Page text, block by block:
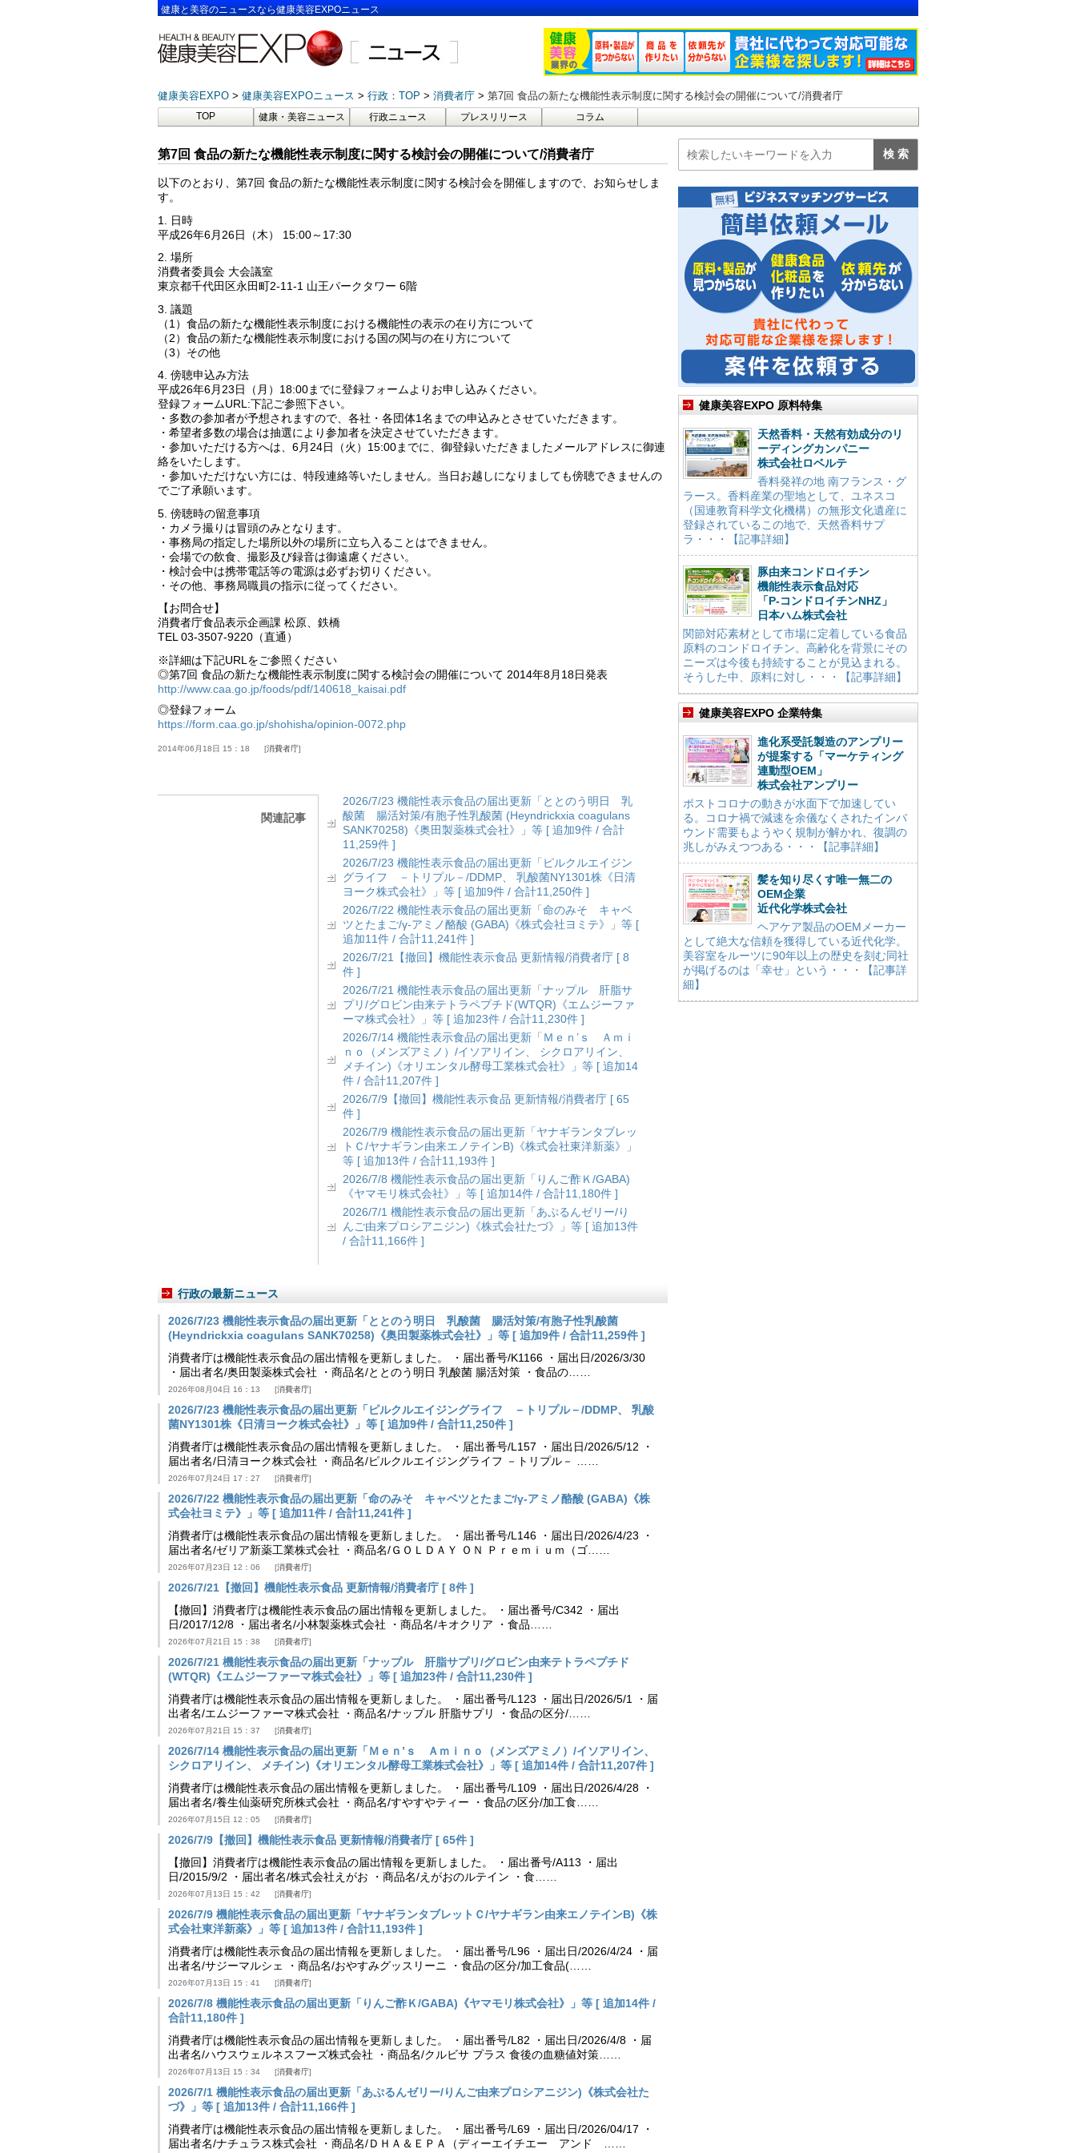
健康と美容のニュースなら健康美容EXPOニュース
健康美容EXPO 健康美容EXPOニュース 行政：TOP 消費者庁 第7回 食品の新たな機能性表示制度に関する検討会の開催について/消費者庁
TOP 健康・美容ニュース 行政ニュース プレスリリース コラム
第7回 食品の新たな機能性表示制度に関する検討会の開催について/消費者庁
以下のとおり、第7回 食品の新たな機能性表示制度に関する検討会を開催しますので、お知らせしま
す。
1. 日時
平成26年6月26日（木） 15:00～17:30
2. 場所
消費者委員会 大会議室
東京都千代田区永田町2-11-1 山王パークタワー 6階
3. 議題
（1）食品の新たな機能性表示制度における機能性の表示の在り方について
（2）食品の新たな機能性表示制度における国の関与の在り方について
（3）その他
4. 傍聴申込み方法
平成26年6月23日（月）18:00までに登録フォームよりお申し込みください。
登録フォームURL:下記ご参照下さい。
・多数の参加者が予想されますので、各社・各団体1名までの申込みとさせていただきます。
・希望者多数の場合は抽選により参加者を決定させていただきます。
・参加いただける方へは、6月24日（火）15:00までに、御登録いただきましたメールアドレスに御連
絡をいたします。
・参加いただけない方には、特段連絡等いたしません。当日お越しになりましても傍聴できませんの
でご了承願います。
5. 傍聴時の留意事項
・カメラ撮りは冒頭のみとなります。
・事務局の指定した場所以外の場所に立ち入ることはできません。
・会場での飲食、撮影及び録音は御遠慮ください。
・検討会中は携帯電話等の電源は必ずお切りください。
・その他、事務局職員の指示に従ってください。
【お問合せ】
消費者庁食品表示企画課 松原、鉄橋
TEL 03-3507-9220（直通）
※詳細は下記URLをご参照ください
◎第7回 食品の新たな機能性表示制度に関する検討会の開催について 2014年8月18日発表
http://www.caa.go.jp/foods/pdf/140618_kaisai.pdf
◎登録フォーム
https://form.caa.go.jp/shohisha/opinion-0072.php
2014年06月18日 15：18 消費者庁
関連記事
2026/7/23 機能性表示食品の届出更新「ととのう明日 乳
酸菌 腸活対策/有胞子性乳酸菌 (Heyndrickxia coagulans
SANK70258)《奥田製薬株式会社》」等 [ 追加9件 / 合計
11,259件 ]
2026/7/23 機能性表示食品の届出更新「ピルクルエイジン
グライフ －トリプル－/DDMP、 乳酸菌NY1301株《日清
ヨーク株式会社》」等 [ 追加9件 / 合計11,250件 ]
2026/7/22 機能性表示食品の届出更新「命のみそ キャベ
ツとたまご/γ-アミノ酪酸 (GABA)《株式会社ヨミテ》」等 [
追加11件 / 合計11,241件 ]
2026/7/21【撤回】機能性表示食品 更新情報/消費者庁 [ 8
件 ]
2026/7/21 機能性表示食品の届出更新「ナップル 肝脂サ
プリ/グロビン由来テトラペプチド(WTQR)《エムジーファ
ーマ株式会社》」等 [ 追加23件 / 合計11,230件 ]
2026/7/14 機能性表示食品の届出更新「Ｍｅｎ’ｓ Ａｍｉ
ｎｏ（メンズアミノ）/イソアリイン、 シクロアリイン、
メチイン)《オリエンタル酵母工業株式会社》」等 [ 追加14
件 / 合計11,207件 ]
2026/7/9【撤回】機能性表示食品 更新情報/消費者庁 [ 65
件 ]
2026/7/9 機能性表示食品の届出更新「ヤナギランタブレッ
トＣ/ヤナギラン由来エノテインB)《株式会社東洋新薬》」
等 [ 追加13件 / 合計11,193件 ]
2026/7/8 機能性表示食品の届出更新「りんご酢Ｋ/GABA)
《ヤマモリ株式会社》」等 [ 追加14件 / 合計11,180件 ]
2026/7/1 機能性表示食品の届出更新「あぷるんゼリー/り
んご由来プロシアニジン)《株式会社たづ》」等 [ 追加13件
/ 合計11,166件 ]
行政の最新ニュース
2026/7/23 機能性表示食品の届出更新「ととのう明日 乳酸菌 腸活対策/有胞子性乳酸菌
(Heyndrickxia coagulans SANK70258)《奥田製薬株式会社》」等 [ 追加9件 / 合計11,259件 ]
消費者庁は機能性表示食品の届出情報を更新しました。 ・届出番号/K1166 ・届出日/2026/3/30
・届出者名/奥田製薬株式会社 ・商品名/ととのう明日 乳酸菌 腸活対策 ・食品の……
2026年08月04日 16：13 消費者庁
2026/7/23 機能性表示食品の届出更新「ピルクルエイジングライフ －トリプル－/DDMP、 乳酸
菌NY1301株《日清ヨーク株式会社》」等 [ 追加9件 / 合計11,250件 ]
消費者庁は機能性表示食品の届出情報を更新しました。 ・届出番号/L157 ・届出日/2026/5/12 ・
届出者名/日清ヨーク株式会社 ・商品名/ピルクルエイジングライフ －トリプル－ ……
2026年07月24日 17：27 消費者庁
2026/7/22 機能性表示食品の届出更新「命のみそ キャベツとたまご/γ-アミノ酪酸 (GABA)《株
式会社ヨミテ》」等 [ 追加11件 / 合計11,241件 ]
消費者庁は機能性表示食品の届出情報を更新しました。 ・届出番号/L146 ・届出日/2026/4/23 ・
届出者名/ゼリア新薬工業株式会社 ・商品名/ＧＯＬＤＡＹ ＯＮ Ｐｒｅｍｉｕｍ（ゴ……
2026年07月23日 12：06 消費者庁
2026/7/21【撤回】機能性表示食品 更新情報/消費者庁 [ 8件 ]
【撤回】消費者庁は機能性表示食品の届出情報を更新しました。 ・届出番号/C342 ・届出
日/2017/12/8 ・届出者名/小林製薬株式会社 ・商品名/キオクリア ・食品……
2026年07月21日 15：38 消費者庁
2026/7/21 機能性表示食品の届出更新「ナップル 肝脂サプリ/グロビン由来テトラペプチド
(WTQR)《エムジーファーマ株式会社》」等 [ 追加23件 / 合計11,230件 ]
消費者庁は機能性表示食品の届出情報を更新しました。 ・届出番号/L123 ・届出日/2026/5/1 ・届
出者名/エムジーファーマ株式会社 ・商品名/ナップル 肝脂サプリ ・食品の区分/……
2026年07月21日 15：37 消費者庁
2026/7/14 機能性表示食品の届出更新「Ｍｅｎ’ｓ Ａｍｉｎｏ（メンズアミノ）/イソアリイン、
シクロアリイン、 メチイン)《オリエンタル酵母工業株式会社》」等 [ 追加14件 / 合計11,207件 ]
消費者庁は機能性表示食品の届出情報を更新しました。 ・届出番号/L109 ・届出日/2026/4/28 ・
届出者名/養生仙薬研究所株式会社 ・商品名/すやすやティー ・食品の区分/加工食……
2026年07月15日 12：05 消費者庁
2026/7/9【撤回】機能性表示食品 更新情報/消費者庁 [ 65件 ]
【撤回】消費者庁は機能性表示食品の届出情報を更新しました。 ・届出番号/A113 ・届出
日/2015/9/2 ・届出者名/株式会社えがお ・商品名/えがおのルテイン ・食……
2026年07月13日 15：42 消費者庁
2026/7/9 機能性表示食品の届出更新「ヤナギランタブレットＣ/ヤナギラン由来エノテインB)《株
式会社東洋新薬》」等 [ 追加13件 / 合計11,193件 ]
消費者庁は機能性表示食品の届出情報を更新しました。 ・届出番号/L96 ・届出日/2026/4/24 ・届
出者名/サジーマルシェ ・商品名/おやすみグッスリーニ ・食品の区分/加工食品(……
2026年07月13日 15：41 消費者庁
2026/7/8 機能性表示食品の届出更新「りんご酢Ｋ/GABA)《ヤマモリ株式会社》」等 [ 追加14件 /
合計11,180件 ]
消費者庁は機能性表示食品の届出情報を更新しました。 ・届出番号/L82 ・届出日/2026/4/8 ・届
出者名/ハウスウェルネスフーズ株式会社 ・商品名/クルビサ プラス 食後の血糖値対策……
2026年07月13日 15：34 消費者庁
2026/7/1 機能性表示食品の届出更新「あぷるんゼリー/りんご由来プロシアニジン)《株式会社た
づ》」等 [ 追加13件 / 合計11,166件 ]
消費者庁は機能性表示食品の届出情報を更新しました。 ・届出番号/L69 ・届出日/2026/04/17 ・
届出者名/ナチュラス株式会社 ・商品名/ＤＨＡ＆ＥＰＡ（ディーエイチエー アンド ……
健康美容EXPO 原料特集
天然香料・天然有効成分のリ
ーディングカンパニー
株式会社ロベルテ
香料発祥の地 南フランス・グ
ラース。香料産業の聖地として、ユネスコ
（国連教育科学文化機構）の無形文化遺産に
登録されているこの地で、天然香料サプ
ラ・・・【記事詳細】
豚由来コンドロイチン
機能性表示食品対応
「P-コンドロイチンNHZ」
日本ハム株式会社
関節対応素材として市場に定着している食品
原料のコンドロイチン。高齢化を背景にその
ニーズは今後も持続することが見込まれる。
そうした中、原料に対し・・・【記事詳細】
健康美容EXPO 企業特集
進化系受託製造のアンプリー
が提案する「マーケティング
連動型OEM」
株式会社アンプリー
ポストコロナの動きが水面下で加速してい
る。コロナ禍で減速を余儀なくされたインバ
ウンド需要もようやく規制が解かれ、復調の
兆しがみえつつある・・・【記事詳細】
髪を知り尽くす唯一無二の
OEM企業
近代化学株式会社
ヘアケア製品のOEMメーカー
として絶大な信頼を獲得している近代化学。
美容室をルーツに90年以上の歴史を刻む同社
が掲げるのは「幸せ」という・・・【記事詳
細】